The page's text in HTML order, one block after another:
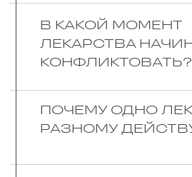
ПОЧЕМУ ВАЖНО
ПРАВИЛЬНО
ПРИНИМАТЬ
ЛЕКАРСТВА
Люди часто недооценивают
лекарства. Думают, можно
она проходит в организме